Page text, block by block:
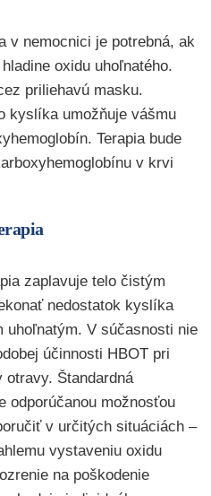
v nemocnici je potrebná, ak
oxidu uhoľnatého.
priliehavú masku.
kyslíka umožňuje vášmu
Terapia bude
v krvi
zaplavuje telo čistým
nedostatok kyslíka
uhoľnatým. V súčasnosti nie
účinnosti HBOT pri
otravy. Štandardná
odporúčanou možnosťou
v určitých situáciách –
vystaveniu oxidu
na poškodenie